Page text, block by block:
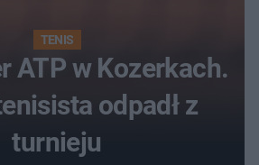
TENIS
ATP w Kozerkach.
odpadł z
turnieju